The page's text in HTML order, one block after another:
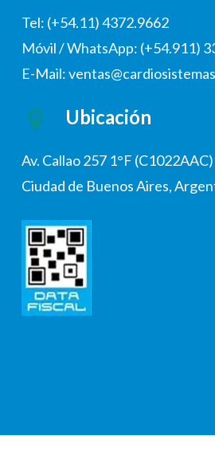
Tel: (+54.11) 4372.9662
Móvil / WhatsApp: (+54.911)
E-Mail:
Ubicación
Av. Callao 257 1°F (C1022AAC)
Ciudad de Buenos Aires,